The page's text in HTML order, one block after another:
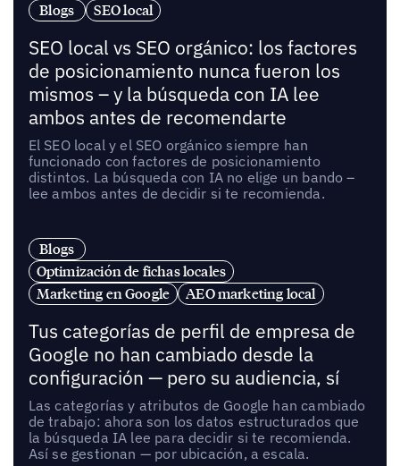
Blogs SEO local
SEO local vs SEO orgánico: los factores
de posicionamiento nunca fueron los
mismos – y la búsqueda con IA lee
ambos antes de recomendarte
El SEO local y el SEO orgánico siempre han
funcionado con factores de posicionamiento
distintos. La búsqueda con IA no elige un bando –
lee ambos antes de decidir si te recomienda.
Blogs
Optimización de fichas locales
Marketing en Google
AEO marketing local
Tus categorías de perfil de empresa de
Google no han cambiado desde la
configuración — pero su audiencia, sí
Las categorías y atributos de Google han cambiado
de trabajo: ahora son los datos estructurados que
la búsqueda IA lee para decidir si te recomienda.
Así se gestionan — por ubicación, a escala.